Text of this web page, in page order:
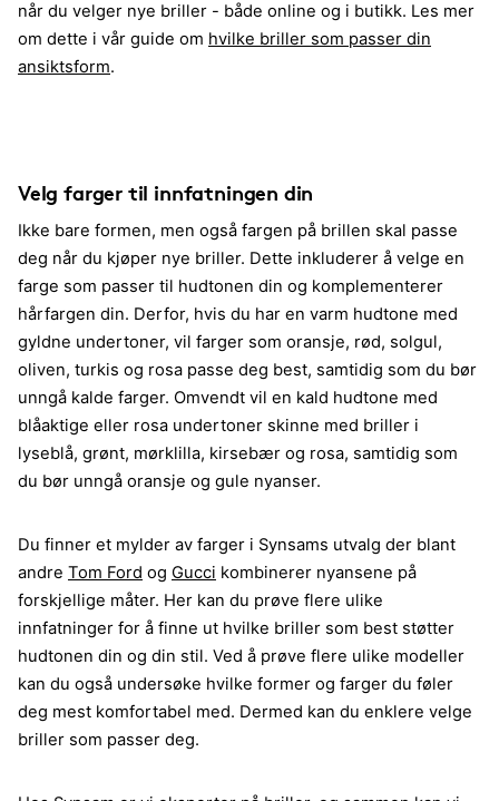
når du velger nye briller - både online og i butikk. Les mer
om dette i vår guide om hvilke briller som passer din
ansiktsform.
Velg farger til innfatningen din
Ikke bare formen, men også fargen på brillen skal passe
deg når du kjøper nye briller. Dette inkluderer å velge en
farge som passer til hudtonen din og komplementerer
hårfargen din. Derfor, hvis du har en varm hudtone med
gyldne undertoner, vil farger som oransje, rød, solgul,
oliven, turkis og rosa passe deg best, samtidig som du bør
unngå kalde farger. Omvendt vil en kald hudtone med
blåaktige eller rosa undertoner skinne med briller i
lyseblå, grønt, mørklilla, kirsebær og rosa, samtidig som
du bør unngå oransje og gule nyanser.
Du finner et mylder av farger i Synsams utvalg der blant
andre Tom Ford og Gucci kombinerer nyansene på
forskjellige måter. Her kan du prøve flere ulike
innfatninger for å finne ut hvilke briller som best støtter
hudtonen din og din stil. Ved å prøve flere ulike modeller
kan du også undersøke hvilke former og farger du føler
deg mest komfortabel med. Dermed kan du enklere velge
briller som passer deg.